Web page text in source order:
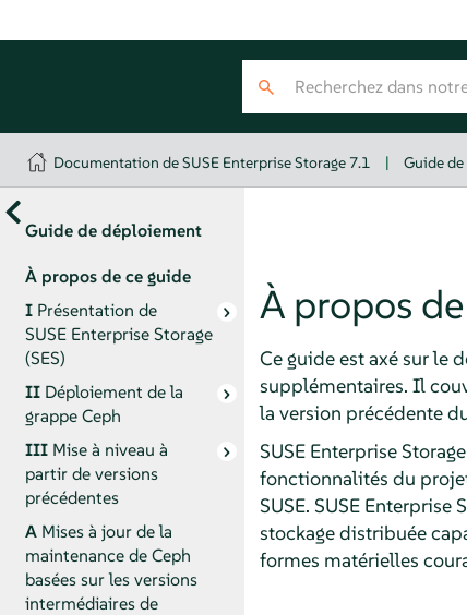
Documentation de SUSE Enterprise Storage 7.1 | Guide
Guide de déploiement
À propos de ce guide
I Présentation de
SUSE Enterprise Storage
(SES)
II Déploiement de la
grappe Ceph
III Mise à niveau à
partir de versions
précédentes
A Mises à jour de la
maintenance de Ceph
basées sur les versions
intermédiaires de
À propos
Ce guide est axé sur le
supplémentaires. Il
la version précédente
SUSE Enterprise
fonctionnalités du
SUSE. SUSE
stockage distribuée
formes matérielles